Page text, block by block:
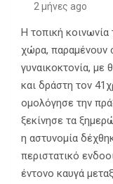
2 μήνες ago
Η τοπική
χώρα, παραμένουν
γυναικοκτονία, με
και δράστη τον
ομολόγησε την
ξεκίνησε τα
η αστυνομία
περιστατικό
έντονο καυγά